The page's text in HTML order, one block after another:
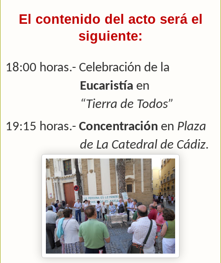
El contenido del acto será el
siguiente:
18:00 horas.- Celebración de la
Eucaristía en
“Tierra de Todos”
19:15 horas.- Concentración en Plaza
de La Catedral de Cádiz.